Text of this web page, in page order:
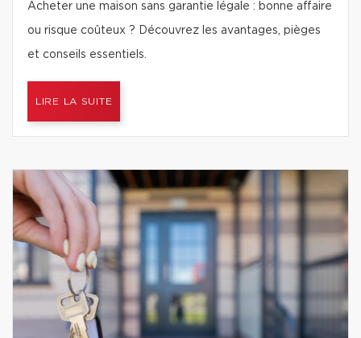
Acheter une maison sans garantie légale : bonne affaire
ou risque coûteux ? Découvrez les avantages, pièges
et conseils essentiels.
LIRE LA SUITE